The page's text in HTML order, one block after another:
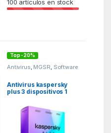
100 artículos en stock
Top -20%
Antivirus, MGSR, Software
Antivirus kaspersky
plus 3 dispositivos 1